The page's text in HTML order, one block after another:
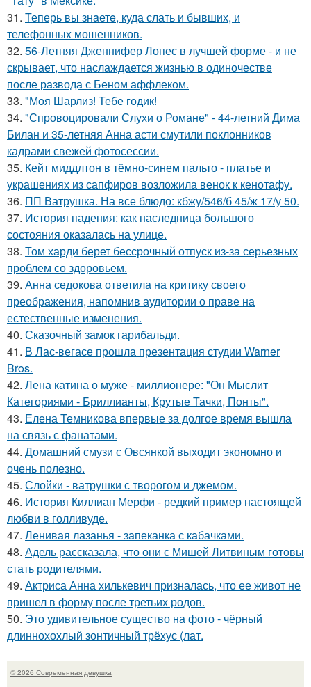
31. Теперь вы знaетe, куда слать и бывших, и
телeфонныx мошенников.
32. 56-Летняя Дженнифер Лопес в лучшей форме - и не
скрывает, что наслаждается жизнью в одиночестве
после развода с Беном аффлеком.
33. "Моя Шарлиз! Тебе годик!
34. "Спровоцировали Слухи о Романе" - 44-летний Дима
Билан и 35-летняя Анна асти смутили поклонников
кадрами свежей фотосессии.
35. Кейт миддлтон в тёмно-синем пальто - платье и
украшениях из сапфиров возложила венок к кенотафу.
36. ПП Ватрушка. На все блюдо: кбжу/546/б 45/ж 17/у 50.
37. История падения: как наследница большого
состояния оказалась на улице.
38. Том харди берет бессрочный отпуск из-за серьезных
проблем со здоровьем.
39. Анна седокова ответила на критику своего
преображения, напомнив аудитории о праве на
естественные изменения.
40. Сказочный замок гарибальди.
41. В Лас-вегасе прошла презентация студии Warner
Bros.
42. Лена катина о муже - миллионере: "Он Мыслит
Категориями - Бриллианты, Крутые Тачки, Понты".
43. Елена Темникова впервые за долгое время вышла
на связь с фанатами.
44. Домашний смузи с Овсянкой выходит экономно и
очень полезно.
45. Слойки - ватрушки с творогом и джемом.
46. История Киллиан Мерфи - редкий пример настоящей
любви в голливуде.
47. Ленивая лазанья - запеканка с кабачками.
48. Адель рассказала, что они с Мишей Литвиным готовы
стать родителями.
49. Актриса Анна хилькевич призналась, что ее живот не
пришел в форму после третьих родов.
50. Это удивительное существо на фото - чёрный
длиннохохлый зонтичный трёхус (лат.
© 2026 Современная девушка